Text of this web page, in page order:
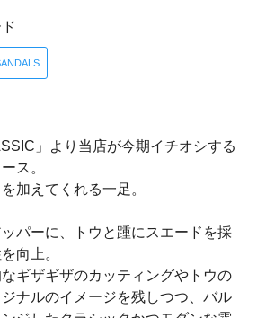
」より当店が今期イチオシする
ス。
加えてくれる一足。
パーに、トウと踵にスエードを採
向上。
ギザギザのカッティングやトウの
ナルのイメージを残しつつ、バル